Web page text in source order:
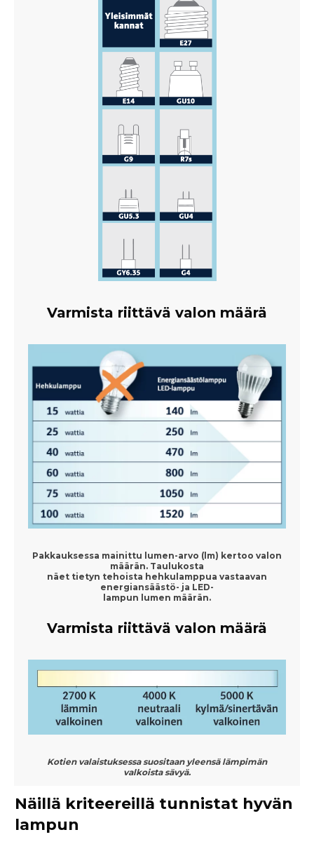
Varmista riittävä valon määrä
Pakkauksessa mainittu lumen-arvo (lm) kertoo valon
määrän. Taulukosta
näet tietyn tehoista hehkulamppua vastaavan
energiansäästö- ja LED-
lampun lumen määrän.
Varmista riittävä valon määrä
Kotien valaistuksessa suositaan yleensä lämpimän
valkoista sävyä.
Näillä kriteereillä tunnistat hyvän
lampun